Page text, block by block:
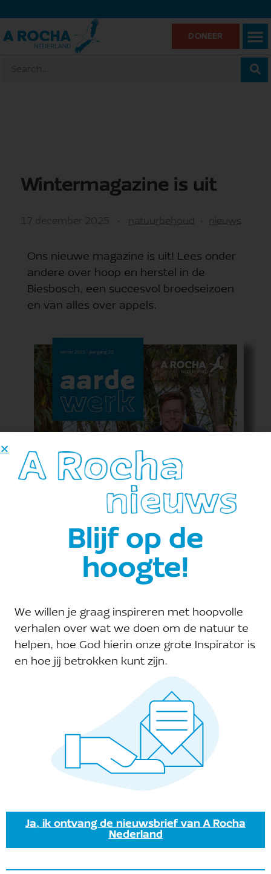
DONEER
Wintermagazine is uit
17 december 2025 natuurbehoud nieuws
Ons nieuwe magazine is uit! Lees onder
andere over hoop en herstel in de
Biesbosch, een succesvol broedseizoen
en van alles over appels.
Volgend bericht
Reacties zijn gesloten.
Blijf op de
hoogte!
We willen je graag inspireren met hoopvolle
verhalen over wat we doen om de natuur te
helpen, hoe God hierin onze grote Inspirator is
en hoe jij betrokken kunt zijn.
Ja, ik ontvang de nieuwsbrief van A Rocha
Nederland